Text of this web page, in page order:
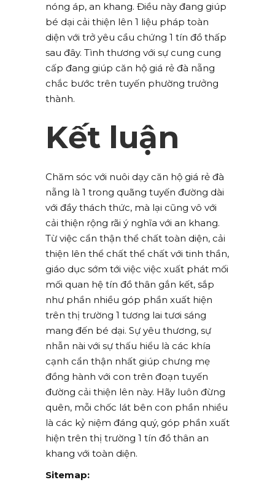
nóng áp, an khang. Điều này đang giúp
bé dại cải thiện lên 1 liệu pháp toàn
diện với trở yêu cầu chứng 1 tín đồ thấp
sau đây. Tình thương với sự cung cung
cấp đang giúp căn hộ giá rẻ đà nẵng
chắc bước trên tuyến phường trưởng
thành.
Kết luận
Chăm sóc với nuôi dạy căn hộ giá rẻ đà
nẵng là 1 trong quãng tuyến đường dài
với đầy thách thức, mà lại cũng vô với
cải thiện rộng rãi ý nghĩa với an khang.
Từ việc cẩn thận thể chất toàn diện, cải
thiện lên thể chất thể chất với tinh thần,
giáo dục sớm tới việc việc xuất phát mối
mối quan hệ tín đồ thân gắn kết, sắp
như phần nhiều góp phần xuất hiện
trên thị trường 1 tương lai tươi sáng
mang đến bé dại. Sự yêu thương, sự
nhẫn nài với sự thấu hiểu là các khía
cạnh cẩn thận nhất giúp chưng mẹ
đồng hành với con trên đoạn tuyến
đường cải thiện lên này. Hãy luôn đừng
quên, mỗi chốc lát bên con phần nhiều
là các kỷ niệm đáng quý, góp phần xuất
hiện trên thị trường 1 tín đồ thân an
khang với toàn diện.
Sitemap: